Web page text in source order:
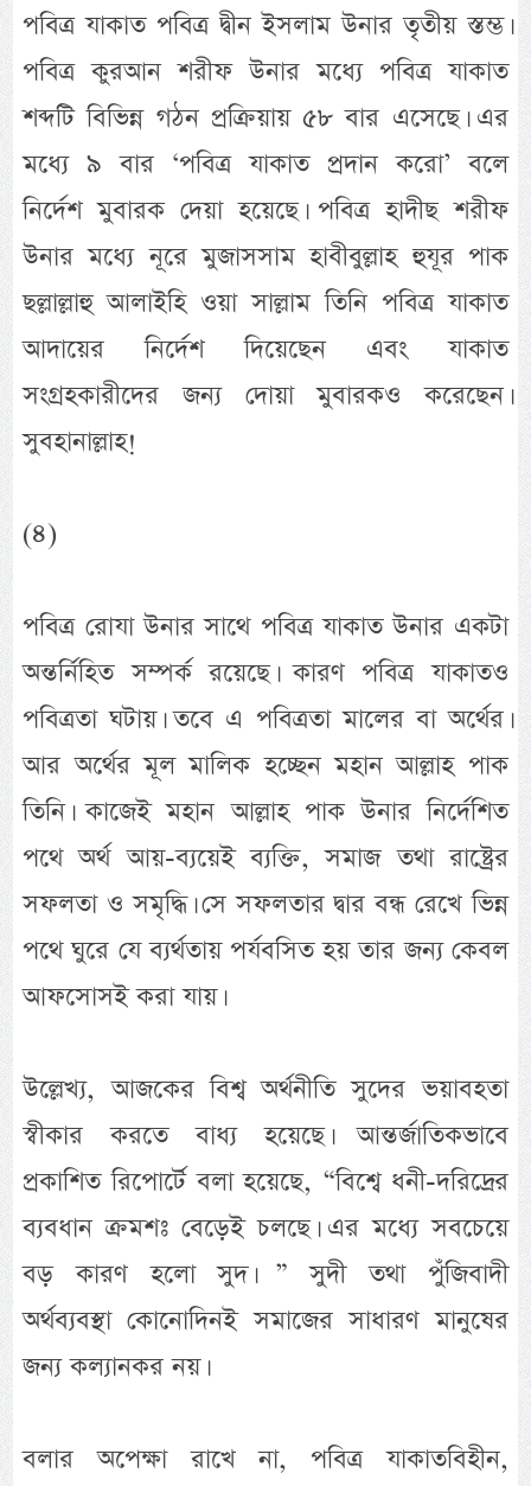
পবিত্র যাকাত পবিত্র দ্বীন ইসলাম উনার তৃতীয় স্তম্ভ।
পবিত্র কুরআন শরীফ উনার মধ্যে পবিত্র যাকাত
শব্দটি বিভিন্ন গঠন প্রক্রিয়ায় ৫৮ বার এসেছে। এর
মধ্যে ৯ বার ‘পবিত্র যাকাত প্রদান করো’ বলে
নির্দেশ মুবারক দেয়া হয়েছে। পবিত্র হাদীছ শরীফ
উনার মধ্যে নূরে মুজাসসাম হাবীবুল্লাহ হুযূর পাক
ছল্লাল্লাহু আলাইহি ওয়া সাল্লাম তিনি পবিত্র যাকাত
আদায়ের নির্দেশ দিয়েছেন এবং যাকাত
সংগ্রহকারীদের জন্য দোয়া মুবারকও করেছেন।
সুবহানাল্লাহ!
(৪)
পবিত্র রোযা উনার সাথে পবিত্র যাকাত উনার একটা
অন্তর্নিহিত সম্পর্ক রয়েছে। কারণ পবিত্র যাকাতও
পবিত্রতা ঘটায়। তবে এ পবিত্রতা মালের বা অর্থের।
আর অর্থের মূল মালিক হচ্ছেন মহান আল্লাহ পাক
তিনি। কাজেই মহান আল্লাহ পাক উনার নির্দেশিত
পথে অর্থ আয়-ব্যয়েই ব্যক্তি, সমাজ তথা রাষ্ট্রের
সফলতা ও সমৃদ্ধি। সে সফলতার দ্বার বন্ধ রেখে ভিন্ন
পথে ঘুরে যে ব্যর্থতায় পর্যবসিত হয় তার জন্য কেবল
আফসোসই করা যায়।
উল্লেখ্য, আজকের বিশ্ব অর্থনীতি সুদের ভয়াবহতা
স্বীকার করতে বাধ্য হয়েছে। আন্তর্জাতিকভাবে
প্রকাশিত রিপোর্টে বলা হয়েছে, “বিশ্বে ধনী-দরিদ্রের
ব্যবধান ক্রমশঃ বেড়েই চলছে। এর মধ্যে সবচেয়ে
বড় কারণ হলো সুদ। ” সুদী তথা পুঁজিবাদী
অর্থব্যবস্থা কোনোদিনই সমাজের সাধারণ মানুষের
জন্য কল্যানকর নয়।
বলার অপেক্ষা রাখে না, পবিত্র যাকাতবিহীন,